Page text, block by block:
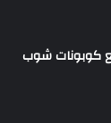
كوبونات شوب